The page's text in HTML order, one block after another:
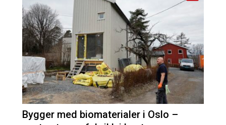
Bygger med biomaterialer i Oslo –